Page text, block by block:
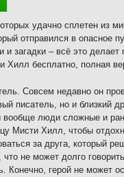
удачно сплетен из
отправился в опасное
загадки – всё это
Хилл бесплатно, полная
Совсем недавно он
писатель, но и близкий
вообще люди сложные и
Мисти Хилл, чтобы
за друга, который
не может долго
Конечно, герой не может